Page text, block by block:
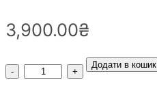
3,900.00₴
СонячнаДодати в кошик